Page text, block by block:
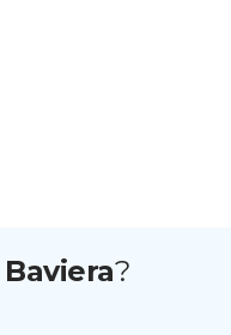
Baviera?